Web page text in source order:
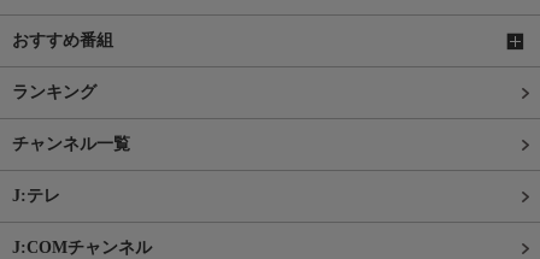
おすすめ番組
ランキング
チャンネル一覧
J:テレ
J:COMチャンネル